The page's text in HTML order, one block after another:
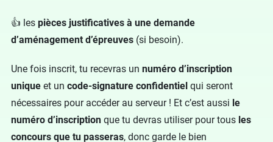
👍 les pièces justificatives à une demande
d’aménagement d’épreuves (si besoin).
Une fois inscrit, tu recevras un numéro d’inscription
unique et un code-signature confidentiel qui seront
nécessaires pour accéder au serveur ! Et c’est aussi le
numéro d’inscription que tu devras utiliser pour tous les
concours que tu passeras, donc garde le bien